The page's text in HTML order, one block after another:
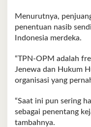
Menurutnya,
penentuan nasib
Indonesia merdeka.
“TPN-OPM adalah
Jenewa dan Hukum
organisasi yang
“Saat ini pun sering
sebagai penentang
tambahnya.